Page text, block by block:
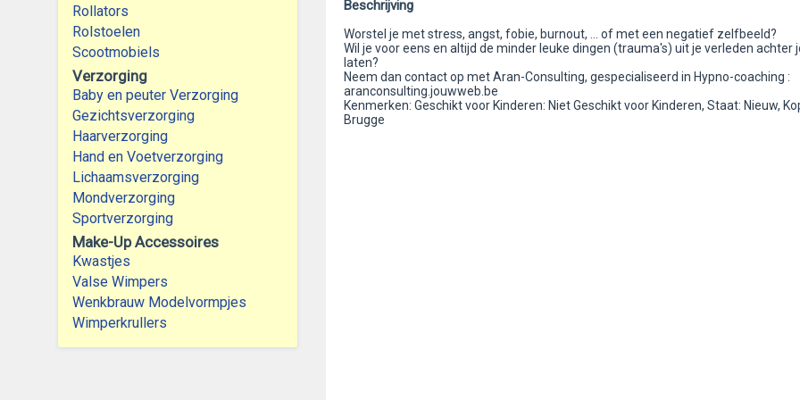
Rollators
Rolstoelen
Scootmobiels
Verzorging
Baby en peuter Verzorging
Gezichtsverzorging
Haarverzorging
Hand en Voetverzorging
Lichaamsverzorging
Mondverzorging
Sportverzorging
Make-Up Accessoires
Kwastjes
Valse Wimpers
Wenkbrauw Modelvormpjes
Wimperkrullers
Beschrijving
Worstel je met stress, angst, fobie, burnout, ... of met een negatief zelfbeeld?
Wil je voor eens en altijd de minder leuke dingen (trauma's) uit je verleden achter
laten?
Neem dan contact op met Aran-Consulting, gespecialiseerd in Hypno-coaching :
aranconsulting.jouwweb.be
Kenmerken: Geschikt voor Kinderen: Niet Geschikt voor Kinderen, Staat: Nieuw,
Brugge